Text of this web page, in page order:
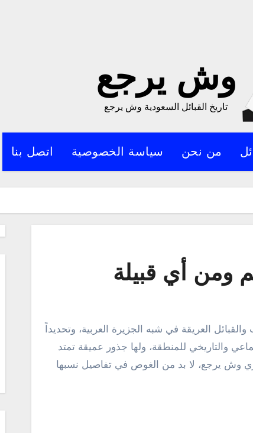
وش يرجع
تاريخ القبائل السعودية وش يرجع
من نحن سياسة الخصوصية اتصل بنا
ومن أي قبيلة
والتاريخي للمنطقة، ولها جذور عميقة تمتد
وش يرجع، لا بد من الغوص في تفاصيل نسبها